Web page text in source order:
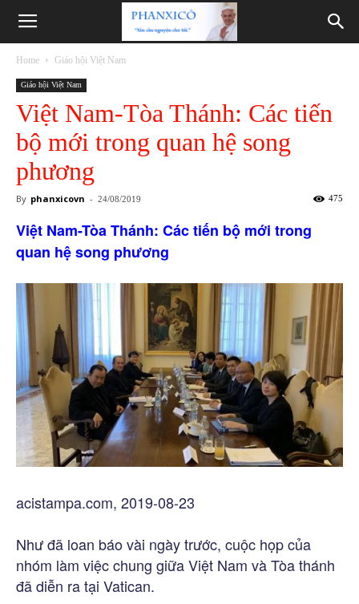
Phanxicô
Home Giáo hội Việt Nam
Giáo hội Việt Nam
Việt Nam-Tòa Thánh: Các tiến
bộ mới trong quan hệ song
phương
By phanxicovn - 24/08/2019 475
Việt Nam-Tòa Thánh: Các tiến bộ mới trong
quan hệ song phương
acistampa.com, 2019-08-23
Như đã loan báo vài ngày trước, cuộc họp của
nhóm làm việc chung giữa Việt Nam và Tòa thánh
đã diễn ra tại Vatican.